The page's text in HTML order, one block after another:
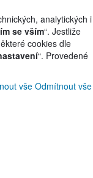
analytických i
se vším“. Jestliže
cookies dle
“. Provedené
vše Odmítnout vše